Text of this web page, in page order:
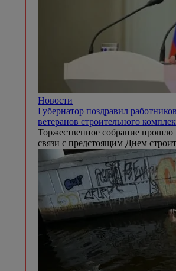
Новости
Губернатор поздравил
ветеранов строительного
Торжественное собрание прошло
связи с предстоящим Днем